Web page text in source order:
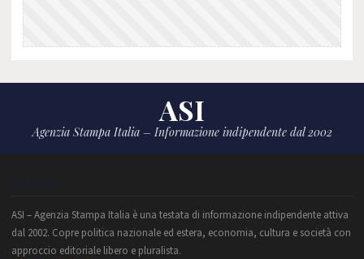
ASI
Agenzia Stampa Italia – Informazione indipendente dal 2002
CHI SIAMO
ASI – Agenzia Stampa Italia è una testata di informazione indipendente attiva
dal 2002. Copre politica nazionale ed estera, economia, cultura e società con
approccio editoriale libero e pluralista.